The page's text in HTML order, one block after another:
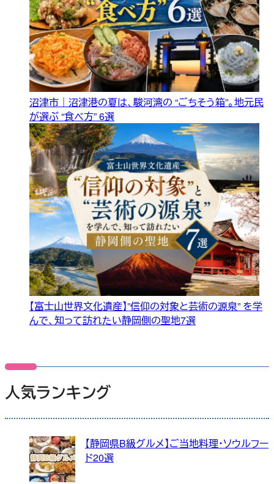
沼津市｜沼津港の夏は、駿河湾の “ごちそう箱”。地元民
が選ぶ “食べ方” 6選
【富士山世界文化遺産】”信仰の対象と芸術の源泉” を学
んで、知って訪れたい静岡側の聖地7選
人気ランキング
【静岡県B級グルメ】ご当地料理・ソウルフー
ド20選